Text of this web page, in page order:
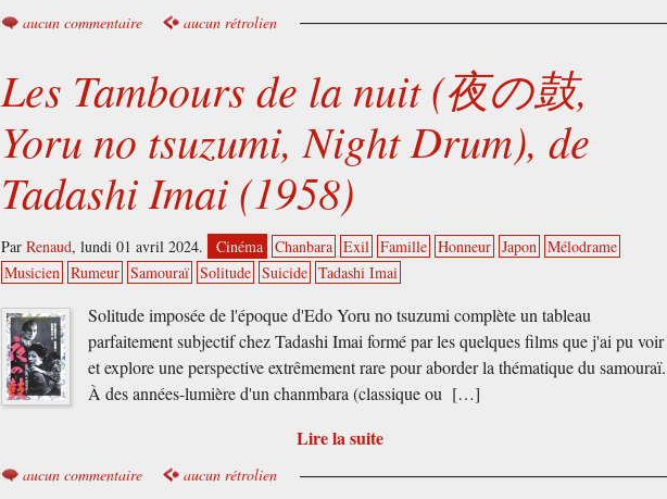
aucun commentaire aucun rétrolien
Les Tambours de la nuit (夜の鼓,
Yoru no tsuzumi, Night Drum), de
Tadashi Imai (1958)
ParRenaud,lundi 01 avril 2024. Cinéma Chanbara Exil Famille Honneur Japon Mélodrame
Musicien Rumeur Samouraï Solitude Suicide Tadashi Imai
Solitude imposée de l'époque d'Edo Yoru no tsuzumi complète un tableau
parfaitement subjectif chez Tadashi Imai formé par les quelques films que j'ai pu voir
et explore une perspective extrêmement rare pour aborder la thématique du samouraï.
À des années-lumière d'un chanmbara (classique ou […]
Lire la suite
aucun commentaire aucun rétrolien